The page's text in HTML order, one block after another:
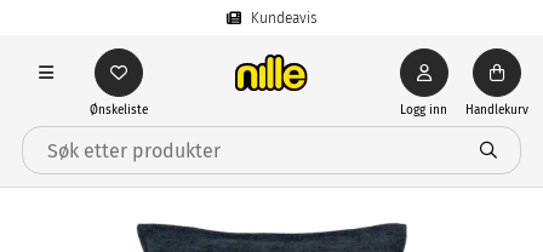
Kundeavis
Ønskeliste Logg inn Handlekurv